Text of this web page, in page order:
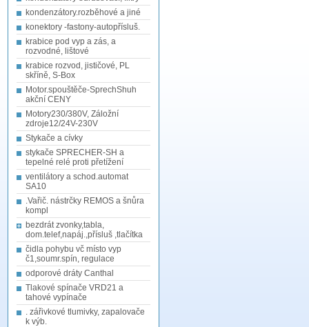
kondenzátory.rozběhové a jiné
konektory -fastony-autopřísluš.
krabice pod vyp a zás, a
rozvodné, lištové
krabice rozvod, jističové, PL
skříně, S-Box
Motor.spouštěče-SprechShuh
akční CENY
Motory230/380V, Záložní
zdroje12/24V-230V
Stykače a cívky
stykače SPRECHER-SH a
tepelné relé proti přetížení
ventilátory a schod.automat
SA10
.Vařič. nástrčky REMOS a šnůra
kompl
bezdrát zvonky,tabla,
dom.telef,napáj.,přísluš ,tlačítka
čidla pohybu vč místo vyp
č1,soumr.spín, regulace
odporové dráty Canthal
Tlakové spínače VRD21 a
tahové vypínače
. zářivkové tlumivky, zapalovače
k výb.